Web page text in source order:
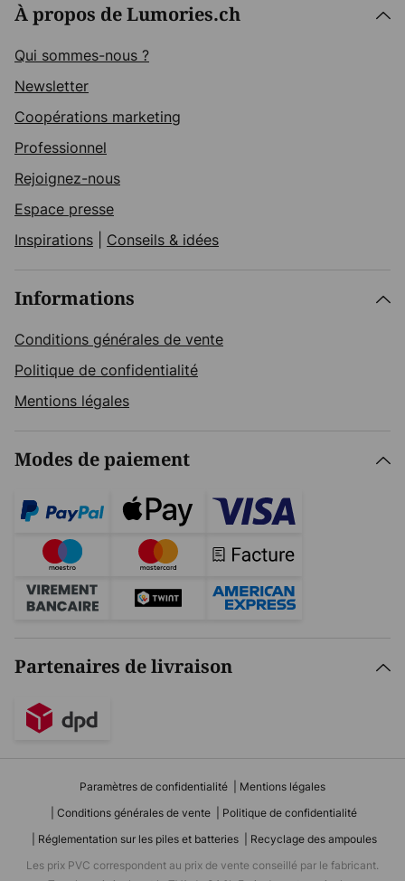
À propos de Lumories.ch
Qui sommes-nous ?
Newsletter
Coopérations marketing
Professionnel
Rejoignez-nous
Espace presse
Inspirations
Conseils & idées
Informations
Conditions générales de vente
Politique de confidentialité
Mentions légales
Modes de paiement
Partenaires de livraison
Paramètres de confidentialité
Mentions légales
Conditions générales de vente
Politique de confidentialité
Réglementation sur les piles et batteries
Recyclage des ampoules
Les prix PVC correspondent au prix de vente conseillé par le fabricant.